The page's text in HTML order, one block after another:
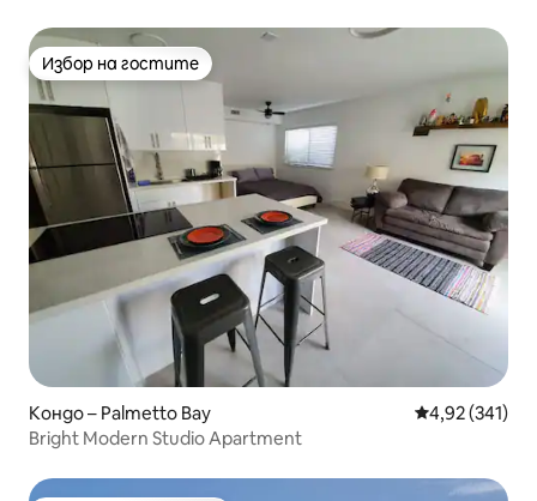
Избор на гостите
Избор на гостите
Кондо – Palmetto Bay Средна
4,92 (341)
Bright Modern Studio Apartment